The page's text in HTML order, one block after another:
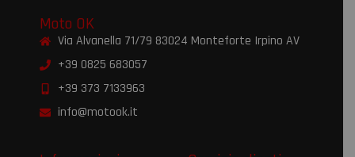
Moto OK
Via Alvanella 71/79 83024 Monteforte Irpino AV
+39 0825 683057
+39 373 7133963
info@motook.it